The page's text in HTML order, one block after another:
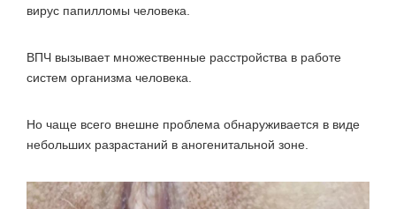
вирус папилломы человека.
ВПЧ вызывает множественные расстройства в работе
систем организма человека.
Но чаще всего внешне проблема обнаруживается в виде
небольших разрастаний в аногенитальной зоне.